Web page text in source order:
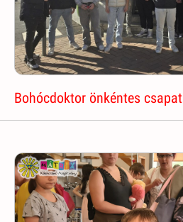
Bohócdoktor önkéntes csapat